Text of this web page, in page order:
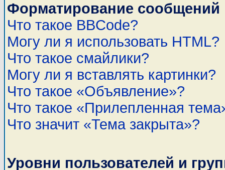
Форматирование
Что такое BBCode?
Могу ли я использовать HTML?
Что такое смайлики?
Могу ли я вставлять картинки?
Что такое «Объявление»?
Что такое «Прилепленная
Что значит «Тема закрыта»?
Уровни пользователей и